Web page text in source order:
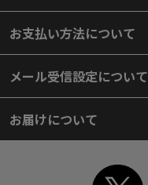
お支払い方法について
メール受信設定について
お届けについて